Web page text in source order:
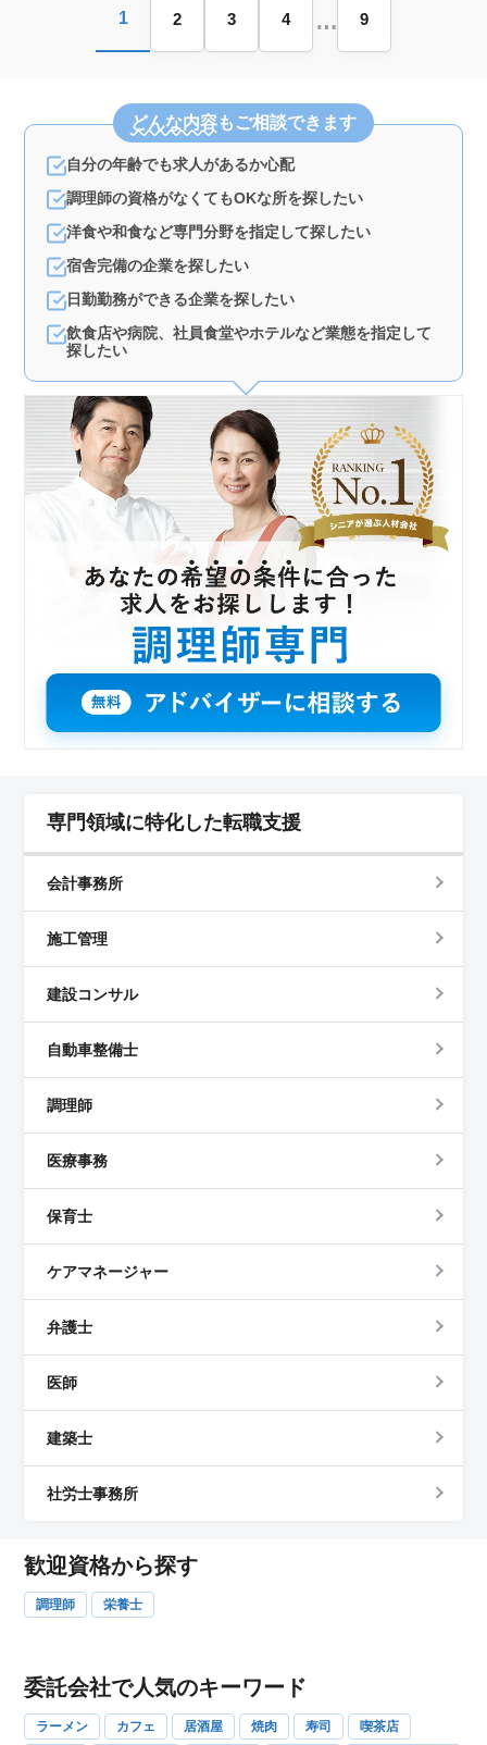
1 2 3 4 … 9
どんな内容もご相談できます
自分の年齢でも求人があるか心配
調理師の資格がなくてもOKな所を探したい
洋食や和食など専門分野を指定して探したい
宿舎完備の企業を探したい
日勤勤務ができる企業を探したい
飲食店や病院、社員食堂やホテルなど業態を指定して
探したい
専門領域に特化した転職支援
会計事務所
施工管理
建設コンサル
自動車整備士
調理師
医療事務
保育士
ケアマネージャー
弁護士
医師
建築士
社労士事務所
歓迎資格から探す
調理師 栄養士
委託会社で人気のキーワード
ラーメン カフェ 居酒屋 焼肉 寿司 喫茶店